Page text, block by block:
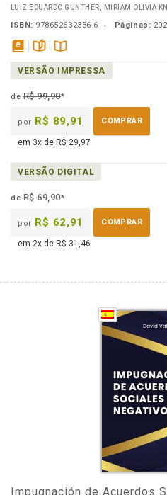
LUIZ EDUARDO GUNTHER, MIRIAM OLIVIA
ISBN: 978652632336-6 Páginas: 202
disponível
em
páginasDisponível
na
VERSÃO IMPRESSA
deR$ 99,90*
por R$ 89,91 COMPRAR
em 3x de R$ 29,97
VERSÃO DIGITAL
deR$ 69,90*
por R$ 62,91 COMPRAR
em 2x de R$ 31,46
Impugnación de Acuerdos